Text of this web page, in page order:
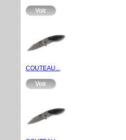
Voir
COUTEAU...
Voir